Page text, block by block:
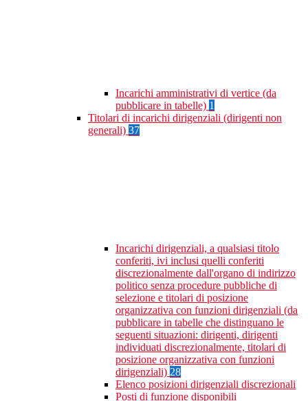
Incarichi amministrativi di vertice (da
pubblicare in tabelle) 1
Titolari di incarichi dirigenziali (dirigenti non
generali) 37
Incarichi dirigenziali, a qualsiasi titolo
conferiti, ivi inclusi quelli conferiti
discrezionalmente dall'organo di indirizzo
politico senza procedure pubbliche di
selezione e titolari di posizione
organizzativa con funzioni dirigenziali (da
pubblicare in tabelle che distinguano le
seguenti situazioni: dirigenti, dirigenti
individuati discrezionalmente, titolari di
posizione organizzativa con funzioni
dirigenziali) 28
Elenco posizioni dirigenziali discrezionali
Posti di funzione disponibili